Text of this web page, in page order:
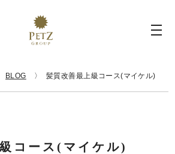
BLOG 髪質改善最上級コース(マイケル)
コース(マイケル)